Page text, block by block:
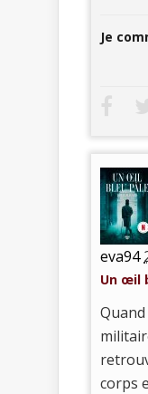
Je
eva94
Un œil
Quand
corps